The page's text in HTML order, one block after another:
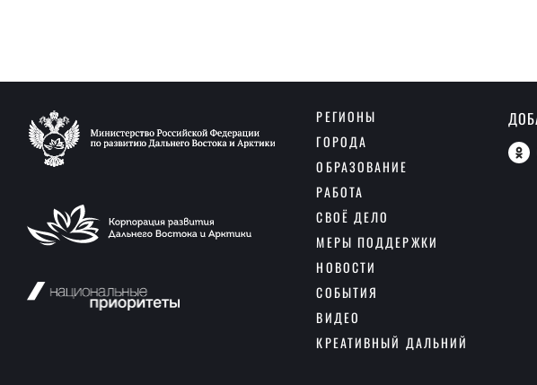
РЕГИОНЫ
ГОРОДА
ОБРАЗОВАНИЕ
РАБОТА
СВОЁ ДЕЛО
МЕРЫ ПОДДЕРЖКИ
НОВОСТИ
СОБЫТИЯ
ВИДЕО
КРЕАТИВНЫЙ ДАЛЬНИЙ